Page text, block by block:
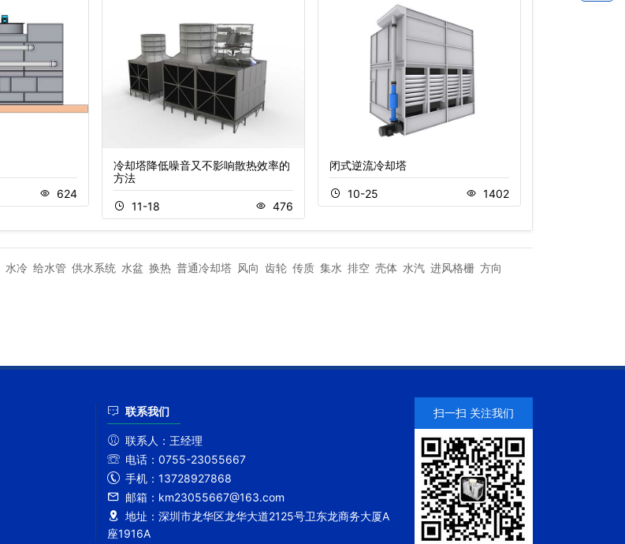
624
冷却塔降低噪音又不影响散热效率的
方法
11-18 476
闭式逆流冷却塔
10-25 1402
水冷 给水管 供水系统 水盆 换热 普通冷却塔 风向 齿轮 传质 集水 排空 壳体 水汽 进风格栅 方向
联系我们
联系人： 王经理
电话： 0755-23055667
手机： 13728927868
邮箱： km23055667@163.com
地址： 深圳市龙华区龙华大道2125号卫东龙商务大厦A
座1916A
扫一扫 关注我们